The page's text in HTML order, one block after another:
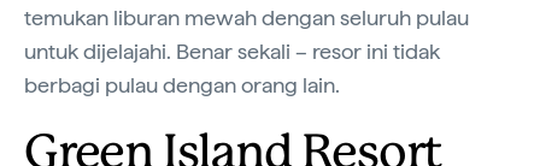
temukan liburan mewah dengan seluruh pulau
untuk dijelajahi. Benar sekali – resor ini tidak
berbagi pulau dengan orang lain.
Green Island Resort